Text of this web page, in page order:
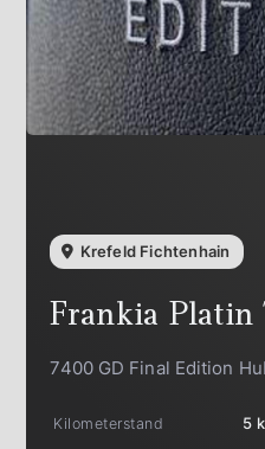
Krefeld Fichtenhain
Frankia Platin
7400 GD Final Edition
Kilometerstand
5